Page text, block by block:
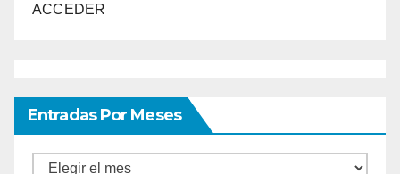
ACCEDER
Entradas Por Meses
Entradas